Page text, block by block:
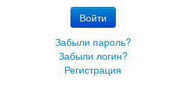
Войти
Забыли пароль?
Забыли логин?
Регистрация